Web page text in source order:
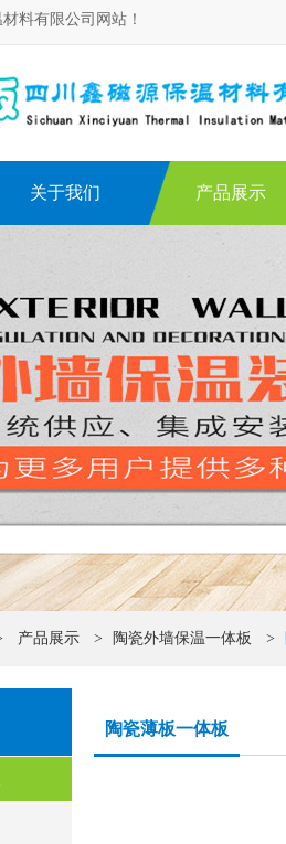
料有限公司网站！
关于我们 产品展示
产品展示 > 陶瓷外墙保温一体板 >
陶瓷薄板一体板